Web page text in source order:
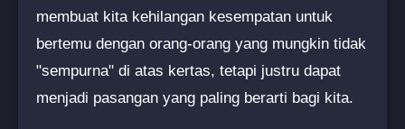
membuat kita kehilangan kesempatan untuk
bertemu dengan orang-orang yang mungkin tidak
"sempurna" di atas kertas, tetapi justru dapat
menjadi pasangan yang paling berarti bagi kita.